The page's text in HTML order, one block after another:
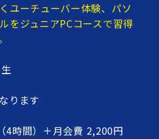
ユーチューバー体験、パソ
をジュニアPCコースで習得
ります
4時間）＋月会費 2,200円